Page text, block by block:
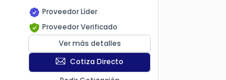
Proveedor Líder
Proveedor Verificado
Ver más detalles
Cotiza Directo